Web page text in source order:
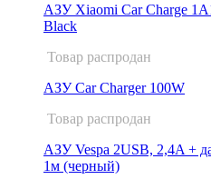
АЗУ Xiaomi Car Charge
Black
Товар распродан
АЗУ Car Charger 100W
Товар распродан
АЗУ Vespa 2USB, 2,4A +
1м (черный)